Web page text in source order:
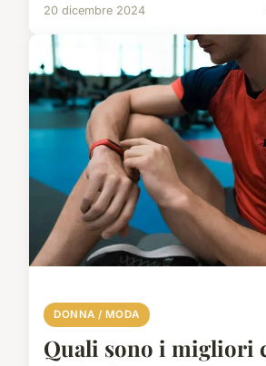
20 dicembre 2024
DONNA / MODA
Quali sono i migliori